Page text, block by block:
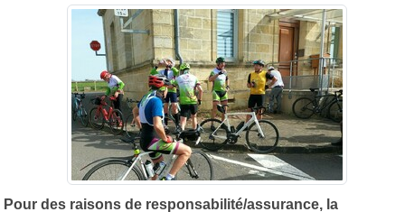
Pour des raisons de responsabilité/assurance, la